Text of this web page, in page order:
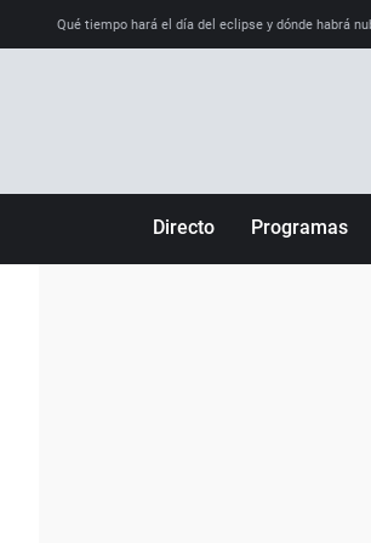
Qué tiempo hará el día del eclipse y dónde habrá
Directo Programas